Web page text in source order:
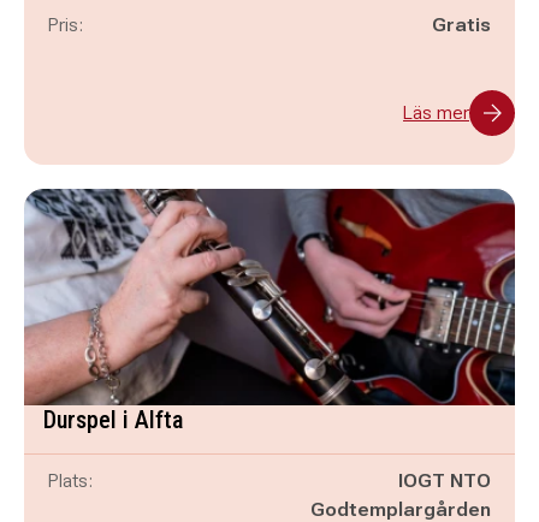
Pris: Gratis
Läs mer
Durspel i Alfta
Plats:
IOGT NTO
Godtemplargården